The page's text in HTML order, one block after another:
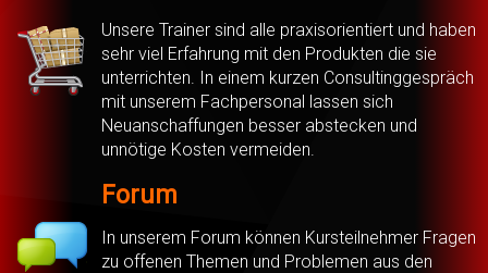
Unsere Trainer sind alle praxisorientiert und haben
sehr viel Erfahrung mit den Produkten die sie
unterrichten. In einem kurzen Consultinggespräch
mit unserem Fachpersonal lassen sich
Neuanschaffungen besser abstecken und
unnötige Kosten vermeiden.
Forum
In unserem Forum können Kursteilnehmer Fragen
zu offenen Themen und Problemen aus den